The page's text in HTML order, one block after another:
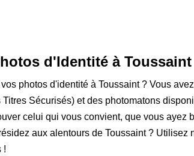
d'Identité à Toussaint
photos d'identité à Toussaint ? Vous
Sécurisés) et des photomatons
celui qui vous convient, que vous
aux alentours de Toussaint ?
!